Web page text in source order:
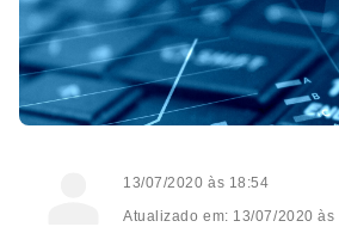
13/07/2020 às 18:54
Atualizado em: 13/07/2020 às